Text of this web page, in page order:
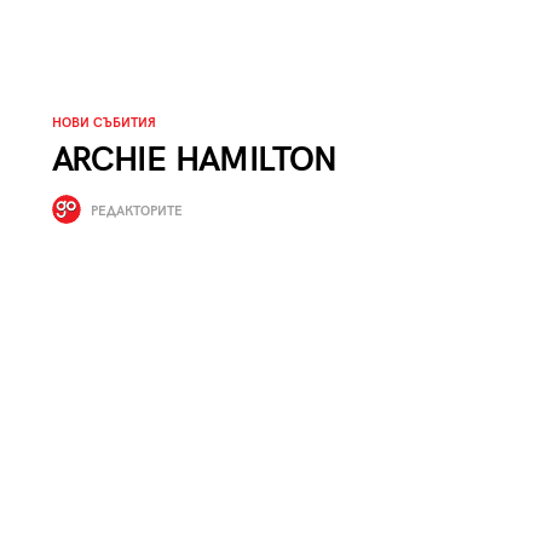
НОВИ СЪБИТИЯ
ARCHIE HAMILTON
РЕДАКТОРИТЕ